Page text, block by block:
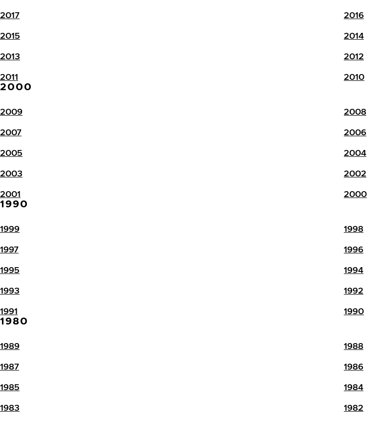
2017
2016
2015
2014
2013
2012
2011
2010
2000
2009
2008
2007
2006
2005
2004
2003
2002
2001
2000
1990
1999
1998
1997
1996
1995
1994
1993
1992
1991
1990
1980
1989
1988
1987
1986
1985
1984
1983
1982